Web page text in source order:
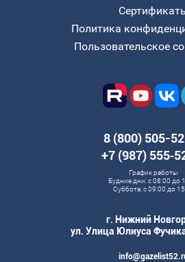
Политика
Пользовательское
8 (800) 505-
+7 (987)
График работы
Будние дни: с 08:00 до
Суббота: с 09:00 до
г. Нижний
ул. Улица Юлиуса